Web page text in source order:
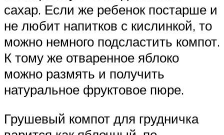
сахар. Если же ребенок постарше и
не любит напитков с кислинкой, то
можно немного подсластить компот.
К тому же отваренное яблоко
можно размять и получить
натуральное фруктовое пюре.
Грушевый компот для грудничка